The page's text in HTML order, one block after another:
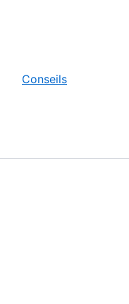
Conseils